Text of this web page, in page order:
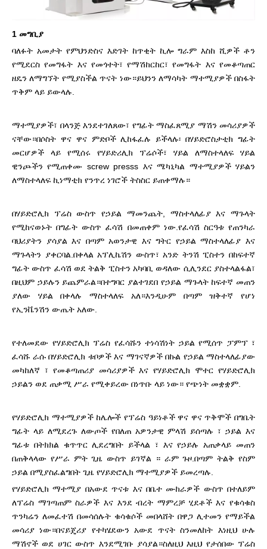
1 መግቢያ
ባለፉት አመታት የምህንድስና እድገት ከጥቂት ኪሎ ግራም እስከ ሺዎች ቶን
የሚደርስ የመግፋት እና የመጎተት፣ የማሽከርከር፣ የመግፋት እና የመቆጣጠር
ዘዴን ለማግኘት የሚያስችል ጥናት ነው።ይህንን ለማሳካት ማተሚያዎች በስፋት
ጥቅም ላይ ይውላሉ.
ማተሚያዎች፣ በላንጅ እንደተገለጸው፣ የግፊት ማስፈጸሚያ ማሽን መሳሪያዎች
ናቸው።በሶስት ዋና ዋና ምድቦች ሊከፋፈሉ ይችላሉ፡ በሃይድሮስታቲክ ግፊት
መርሆዎች ላይ የሚሰሩ የሃይድሪሊክ ፕሬሶች፣ ሃይል ለማስተላለፍ ሃይል
ዊንጮችን የሚጠቀሙ screw presss እና ሜካኒካል ማተሚያዎች ሃይልን
ለማስተላለፍ ኪነማቲክ የንጥረ ነገሮች ትስስር ይጠቀማሉ።
በሃይድሮሊክ ፕሬስ ውስጥ የኃይል ማመንጨት, ማስተላለፊያ እና ማጉላት
የሚከናወኑት በግፊት ውስጥ ፈሳሽ በመጠቀም ነው.የፈሳሽ ስርዓቱ የጠንካራ
ባህሪያትን ያሳያል እና በጣም አወንታዊ እና ግትር የኃይል ማስተላለፊያ እና
ማጉላትን ያቀርባል.በቀላል አፕሊኬሽን ውስጥ፣ አንድ ትንሽ ፒስተን በከፍተኛ
ግፊት ውስጥ ፈሳሽ ወደ ትልቅ ፒስተን አካባቢ ወዳለው ሲሊንደር ያስተላልፋል፣
በዚህም ኃይሉን ይጨምራል።በተግባር ያልተገደበ የኃይል ማጉላት ከፍተኛ መጠን
ያለው ሃይል በቀላሉ ማስተላለፍ አለ።እንዲሁም በጣም ዝቅተኛ የሆነ
የኢንቬንሽን ውጤት አለው.
የተለመደው የሃይድሮሊክ ፕሬስ የፈሳሹን ተነሳሽነት ኃይል የሚሰጥ ፓምፕ ፣
ፈሳሹ ራሱ በሃይድሮሊክ ቱቦዎች እና ማገናኛዎች በኩል የኃይል ማስተላለፊያው
መካከለኛ ፣ የመቆጣጠሪያ መሳሪያዎች እና የሃይድሮሊክ ሞተር የሃይድሮሊክ
ኃይልን ወደ ጠቃሚ ሥራ የሚቀይረው በነጥቡ ላይ ነው። የጭነት መቋቋም.
የሃይድሮሊክ ማተሚያዎች ከሌሎች የፕሬስ ዓይነቶች ዋና ዋና ጥቅሞች በግቤት
ግፊት ላይ ለሚደረጉ ለውጦች የበለጠ አዎንታዊ ምላሽ ይሰጣሉ ፣ ኃይል እና
ግፊቱ በትክክል ቁጥጥር ሊደረግበት ይችላል ፣ እና የኃይሉ አጠቃላይ መጠን
በጠቅላላው የሥራ ምት ጊዜ ውስጥ ይገኛል ። ራም ጉዞ.በጣም ትልቅ የስም
ኃይል በሚያስፈልግበት ጊዜ የሃይድሮሊክ ማተሚያዎች ይመረጣሉ.
የሃይድሮሊክ ማተሚያ በአውደ ጥናቱ እና በቤተ ሙከራዎች ውስጥ በተለይም
ለፕሬስ ማገጣጠም ስራዎች እና እንደ ብረት ማምረቻ ሂደቶች እና የቁሳቁስ
ጥንካሬን ለመፈተሽ በመሳሰሉት ቁሳቁሶች መበላሸት በዋጋ ሊተመን የማይችል
መሳሪያ ነው።በናይጄሪያ የተካሄደውን አውደ ጥናት ስንመለከት እነዚህ ሁሉ
ማሽኖች ወደ ሀገር ውስጥ እንደሚገቡ ያሳያል።ስለዚህ እዚህ የታሰበው ፕሬስ